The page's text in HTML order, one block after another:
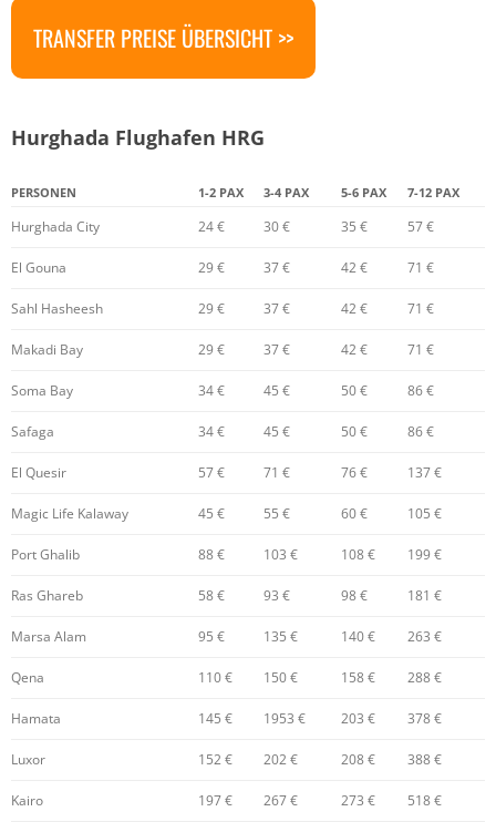
TRANSFER PREISE ÜBERSICHT >>
Hurghada Flughafen HRG
PERSONEN 1-2 PAX 3-4 PAX 5-6 PAX 7-12 PAX
Hurghada City 24 € 30 € 35 € 57 €
El Gouna 29 € 37 € 42 € 71 €
Sahl Hasheesh 29 € 37 € 42 € 71 €
Makadi Bay 29 € 37 € 42 € 71 €
Soma Bay 34 € 45 € 50 € 86 €
Safaga 34 € 45 € 50 € 86 €
El Quesir 57 € 71 € 76 € 137 €
Magic Life Kalaway 45 € 55 € 60 € 105 €
Port Ghalib 88 € 103 € 108 € 199 €
Ras Ghareb 58 € 93 € 98 € 181 €
Marsa Alam 95 € 135 € 140 € 263 €
Qena 110 € 150 € 158 € 288 €
Hamata 145 € 1953 € 203 € 378 €
Luxor 152 € 202 € 208 € 388 €
Kairo 197 € 267 € 273 € 518 €